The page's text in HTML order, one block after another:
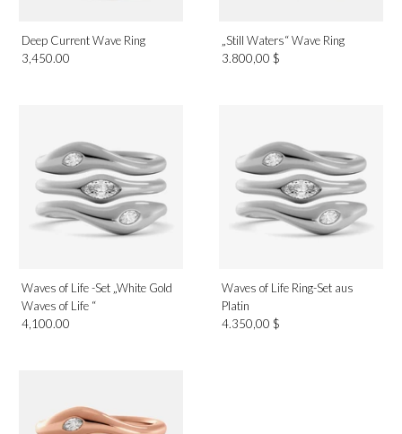
April
Solitär
Kategorie
Deep Current Wave Ring
3,450.00
„Still Waters“ Wave Ring
3.800,00 $
Waves of Life -Set „White Gold
Waves of Life “
4,100.00
Waves of Life Ring-Set aus
Platin
4.350,00 $